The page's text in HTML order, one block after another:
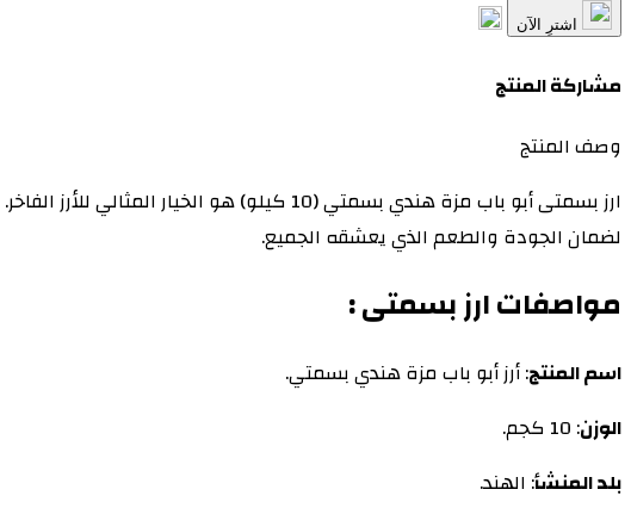
اشترِ الآن
مشاركة المنتج
وصف المنتج
ارز بسمتى أبو باب مزة هندي بسمتي (10
لضمان الجودة والطعم الذي يعشقه الجميع.
مواصفات ارز بسمتى :
اسم المنتج: أرز أبو باب مزة هندي بسمتي.
الوزن: 10 كجم.
بلد المنشأ: الهند.